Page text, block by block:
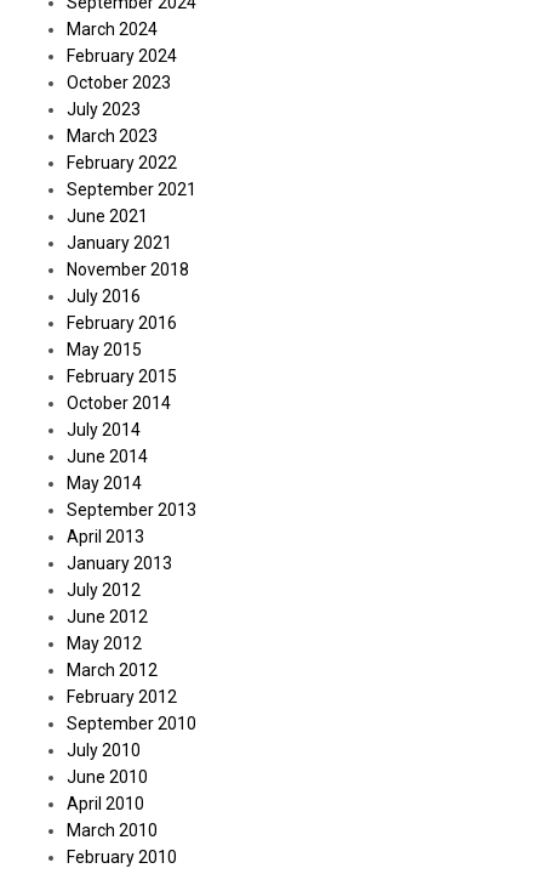
March 2024
February 2024
October 2023
July 2023
March 2023
February 2022
September 2021
June 2021
January 2021
November 2018
July 2016
February 2016
May 2015
February 2015
October 2014
July 2014
June 2014
May 2014
September 2013
April 2013
January 2013
July 2012
June 2012
May 2012
March 2012
February 2012
September 2010
July 2010
June 2010
April 2010
March 2010
February 2010